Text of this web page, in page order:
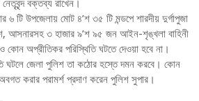
বক্তব্য রাখেন।
টি উপজেলায় মোট ৪’শ ৩৫ টি মন্ডপে শারদীয় দুর্গাপুজা
আসনারসহ ৩ হাজার ৯’শ ৯৫ জন আইন-শৃঙ্খলা বাহিনী
অপ্রীতিকর পরিস্থিতি ঘটতে দেওয়া হবে না।
ঘটলে জেলা পুলিশ তা কঠোর হস্তে দমন করবে। কোন
করার পরামর্শ প্রদাণ করেন পুলিশ সুপার।